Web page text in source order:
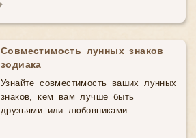
Совместимость лунных знаков
зодиака
Узнайте совместимость ваших лунных
знаков, кем вам лучше быть
друзьями или любовниками.